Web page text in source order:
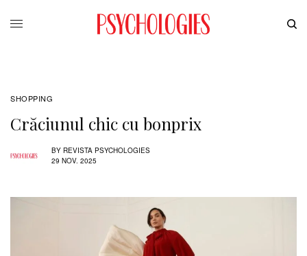
SHOPPING
Crăciunul chic cu bonprix
BY REVISTA PSYCHOLOGIES
29 NOV. 2025